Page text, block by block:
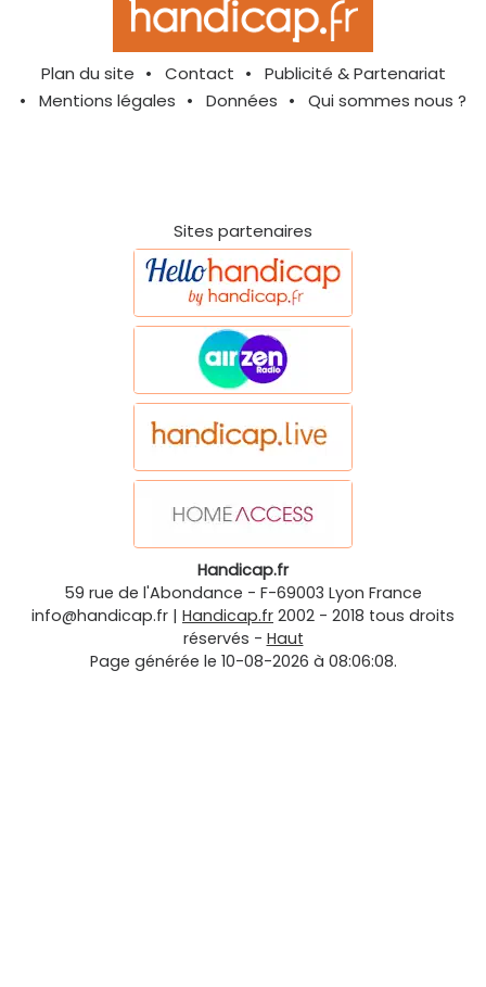
Plan du site Contact
Publicité & Partenariat
Mentions légales
Données Qui sommes nous ?
Sites partenaires
Handicap.fr
59 rue de l'Abondance - F-69003 Lyon France
info@handicap.fr | Handicap.fr 2002 - 2018 tous droits
réservés - Haut
Page générée le 10-08-2026 à 08:06:08.